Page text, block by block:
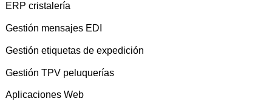
ERP cristalería
Gestión mensajes EDI
Gestión etiquetas de expedición
Gestión TPV peluquerías
Aplicaciones Web